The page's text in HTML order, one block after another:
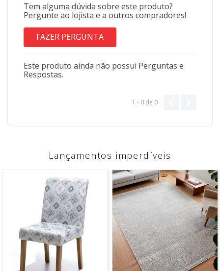
Tem alguma dúvida sobre este produto?
Pergunte ao lojista e a outros compradores!
FAZER PERGUNTA
Este produto ainda não possui Perguntas e
Respostas.
1 - 0 de 0
Lançamentos imperdíveis